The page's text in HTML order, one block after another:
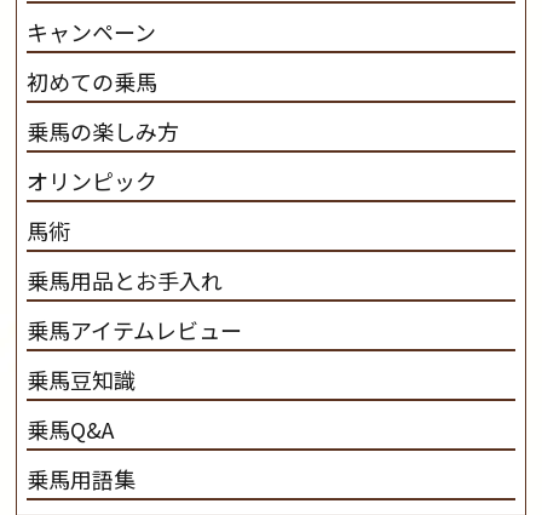
キャンペーン
初めての乗馬
乗馬の楽しみ方
オリンピック
馬術
乗馬用品とお手入れ
乗馬アイテムレビュー
乗馬豆知識
乗馬Q&A
乗馬用語集